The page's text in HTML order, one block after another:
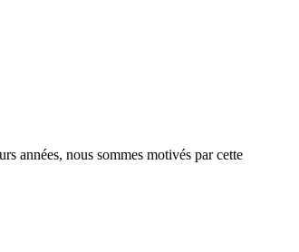
années, nous sommes motivés par cette